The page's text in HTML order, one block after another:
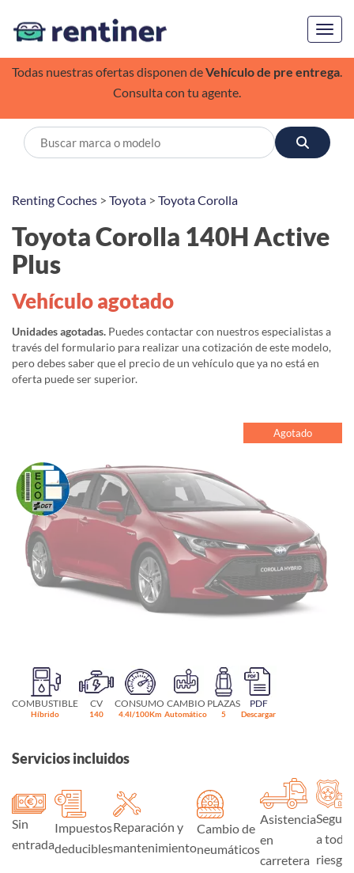
Todas nuestras ofertas disponen deVehículo de pre entrega.
Consulta con tu agente.
Renting Coches > Toyota > Toyota Corolla
Toyota Corolla 140H Active
Plus
Vehículo agotado
Unidades agotadas. Puedes contactar con nuestros especialistas a
través del formulario para realizar una cotización de este modelo,
pero debes saber que el precio de un vehículo que ya no está en
oferta puede ser superior.
Agotado
COMBUSTIBLE
Híbrido
CV
140
CONSUMO
4.4l/100Km
CAMBIO
Automático
PLAZAS
5
PDF
Descargar
Servicios incluidos
Sin
entrada
Impuestos
deducibles
Reparación y
mantenimiento
Cambio de
neumáticos
Asistencia
en
carretera
Seguro
a todo
riesgo